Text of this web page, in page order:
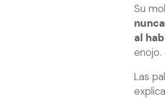
Su
al
enojo.
Las